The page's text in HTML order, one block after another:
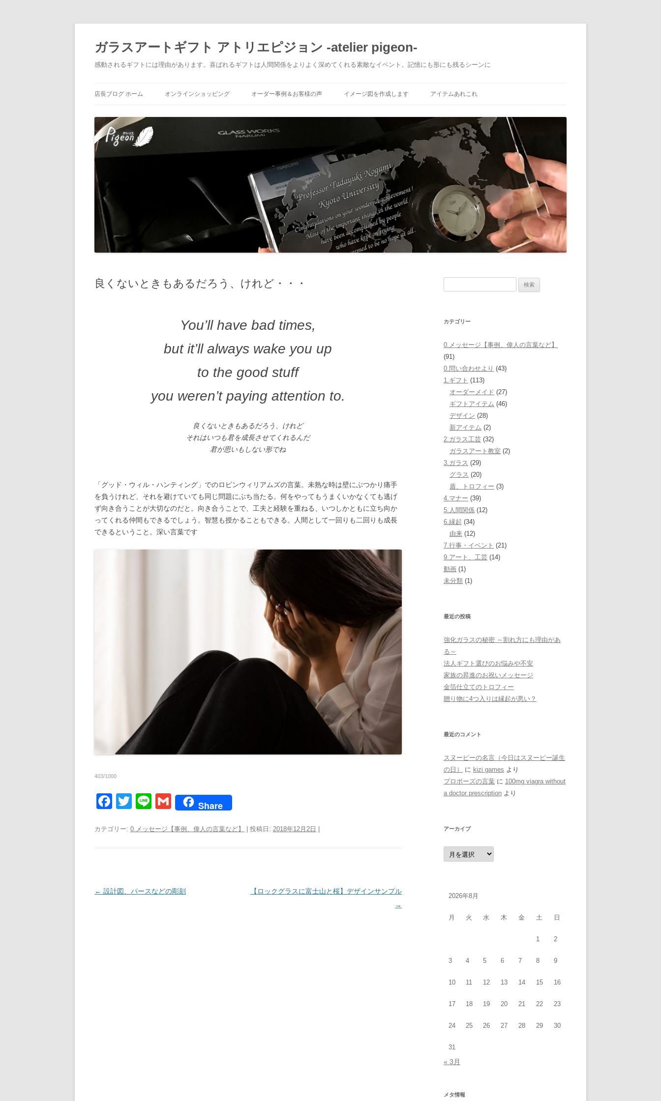
ガラスアートギフト アトリエピジョン -atelier pigeon-
感動されるギフトには理由があります。喜ばれるギフトは人間関係をよりよく深めてくれる素敵なイベント。記憶にも形にも残るシーンに
店長ブログ ホーム オンラインショッピング オーダー事例＆お客様の声 イメージ図を作成します アイテムあれこれ
良くないときもあるだろう、けれど・・・
You’ll have bad times,
but it’ll always wake you up
to the good stuff
you weren’t paying attention to.
良くないときもあるだろう、けれど
それはいつも君を成長させてくれるんだ
君が思いもしない形でね
「グッド・ウィル・ハンティング」でのロビンウィリアムズの言葉。未熟な時は壁にぶつかり痛手
を負うけれど、それを避けていても同じ問題にぶち当たる。何をやってもうまくいかなくても逃げ
ず向き合うことが大切なのだと。向き合うことで、工夫と経験を重ねる、いつしかともに立ち向か
ってくれる仲間もできるでしょう。智慧も授かることもできる。人間として一回りも二回りも成長
できるということ。深い言葉です
403/1000
F
c
o
T
tt
Li
e
G
ail
Share
カテゴリー: 0.メッセージ【事例、偉人の言葉など】 | 投稿日: 2018年12月2日
投
← 設計図、パースなどの彫刻
【ロックグラスに富士山と桜】デザインサンプル
→
カテゴリー
0.メッセージ【事例、偉人の言葉など】
(91)
0.問い合わせより (43)
1.ギフト (113)
オーダーメイド (27)
ギフトアイテム (46)
デザイン (28)
新アイテム (2)
2.ガラス工芸 (32)
ガラスアート教室 (2)
3.ガラス (29)
グラス (20)
盾、トロフィー (3)
4.マナー (39)
5.人間関係 (12)
6.縁起 (34)
由来 (12)
7.行事・イベント (21)
9.アート、工芸 (14)
動画 (1)
未分類 (1)
最近の投稿
強化ガラスの秘密 ～割れ方にも理由があ
る～
法人ギフト選びのお悩みや不安
家族の昇進のお祝いメッセージ
金箔仕立てのトロフィー
贈り物に4つ入りは縁起が悪い？
最近のコメント
スヌーピーの名言（今日はスヌーピー誕生
の日）
に kizi games より
プロポーズの言葉 に 100mg viagra without
a doctor prescription より
アーカイブ
ア
ー
カ
2026年8月
月 火 水 木 金 土 日
1 2
3 4 5 6 7 8 9
10 11 12 13 14 15 16
17 18 19 20 21 22 23
24 25 26 27 28 29 30
31
« 3月
メタ情報